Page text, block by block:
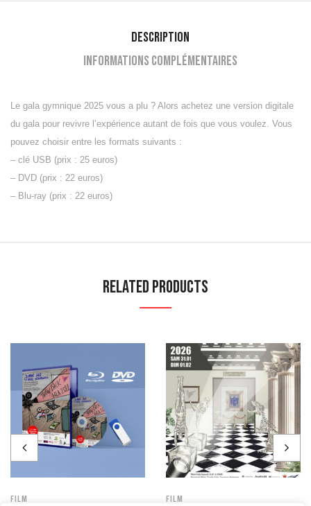
Description
Informations complémentaires
Le gala gymnique 2025 vous a plu ? Alors achetez une version digitale
du gala pour revivre l’expérience autant de fois que vous voulez. Vous
pouvez choisir entre les formats suivants :
– clé USB (prix : 25 euros)
– DVD (prix : 22 euros)
– Blu-ray (prix : 22 euros)
Related Products
Film Film